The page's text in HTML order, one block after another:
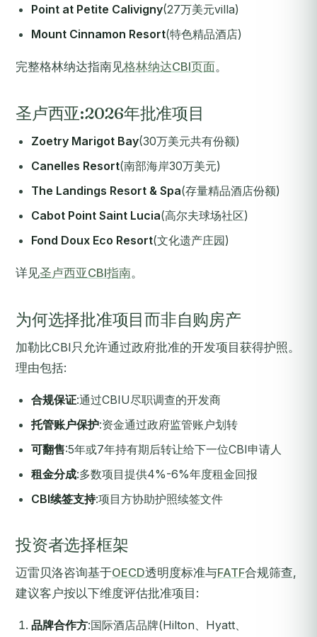
Point at Petite Calivigny(27万美元villa)
Mount Cinnamon Resort(特色精品酒店)
完整格林纳达指南见格林纳达CBI页面。
圣卢西亚:2026年批准项目
Zoetry Marigot Bay(30万美元共有份额)
Canelles Resort(南部海岸30万美元)
The Landings Resort & Spa(存量精品酒店份额)
Cabot Point Saint Lucia(高尔夫球场社区)
Fond Doux Eco Resort(文化遗产庄园)
详见圣卢西亚CBI指南。
为何选择批准项目而非自购房产
加勒比CBI只允许通过政府批准的开发项目获得护照。
理由包括:
合规保证:通过CBIU尽职调查的开发商
托管账户保护:资金通过政府监管账户划转
可翻售:5年或7年持有期后转让给下一位CBI申请人
租金分成:多数项目提供4%-6%年度租金回报
CBI续签支持:项目方协助护照续签文件
投资者选择框架
迈雷贝洛咨询基于OECD透明度标准与FATF合规筛查,
建议客户按以下维度评估批准项目:
品牌合作方:国际酒店品牌(Hilton、Hyatt、